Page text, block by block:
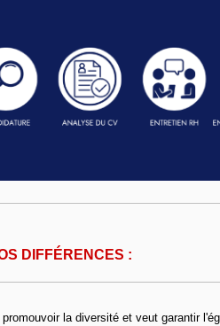
DIFFÉRENCES :
la diversité et veut garantir